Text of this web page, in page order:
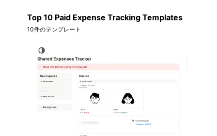
Top 10 Paid Expense Tracking Templates
10件のテンプレート